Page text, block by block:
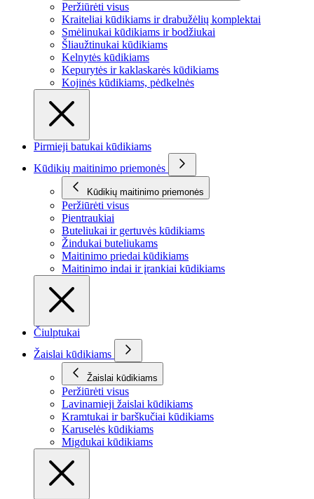
Peržiūrėti visus
Kraiteliai kūdikiams ir drabužėlių komplektai
Smėlinukai kūdikiams ir bodžiukai
Šliaužtinukai kūdikiams
Kelnytės kūdikiams
Kepurytės ir kaklaskarės kūdikiams
Kojinės kūdikiams, pėdkelnės
Pirmieji batukai kūdikiams
Kūdikių maitinimo priemonės
Kūdikių maitinimo priemonės
Peržiūrėti visus
Pientraukiai
Buteliukai ir gertuvės kūdikiams
Žindukai buteliukams
Maitinimo priedai kūdikiams
Maitinimo indai ir įrankiai kūdikiams
Čiulptukai
Žaislai kūdikiams
Žaislai kūdikiams
Peržiūrėti visus
Lavinamieji žaislai kūdikiams
Kramtukai ir barškučiai kūdikiams
Karuselės kūdikiams
Migdukai kūdikiams